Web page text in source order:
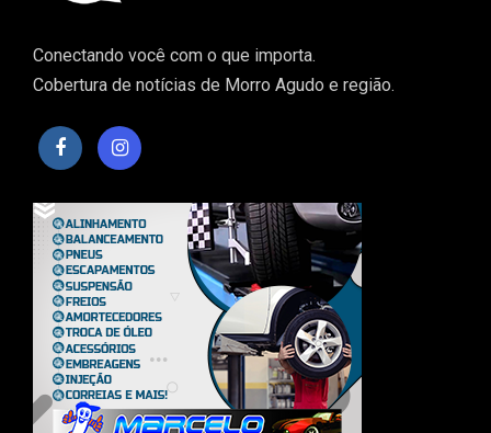
Conectando você com o que importa.
Cobertura de notícias de Morro Agudo e região.